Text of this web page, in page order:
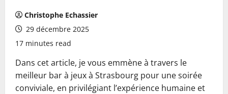
Christophe Echassier
29 décembre 2025
17 minutes read
Dans cet article, je vous emmène à travers le
meilleur bar à jeux à Strasbourg pour une soirée
conviviale, en privilégiant l’expérience humaine et